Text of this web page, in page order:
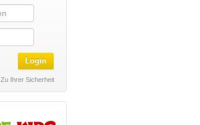
Login
Zu Ihrer Sicherheit